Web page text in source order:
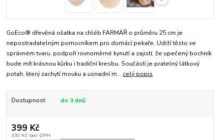
GoEco® dřevěná ošatka na chléb FARMÁŘ o průměru 25 cm je
nepostradatelným pomocníkem pro domácí pekaře. Udrží těsto ve
správném tvaru, podpoří rovnoměrné kynutí a zajistí, že upečený bochník
bude mít krásnou kůrku i tradiční kresbu. Součástí je pratelný látkový
potah, který zachytí mouku a usnadní m... celý popis
Dostupnost do 3 dnů
399 Kč
330 Kč bez DPH